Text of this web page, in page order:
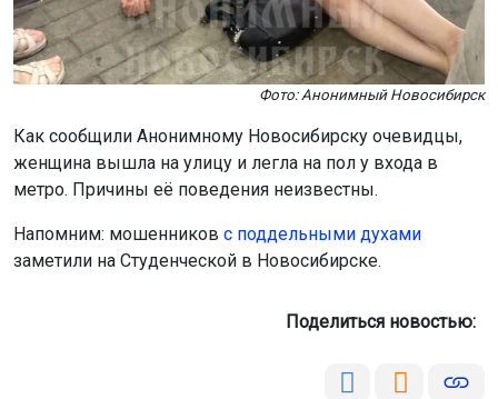
Фото: Анонимный Новосибирск
Как сообщили Анонимному Новосибирску очевидцы,
женщина вышла на улицу и легла на пол у входа в
метро. Причины её поведения неизвестны.
Напомним: мошенников с поддельными духами
заметили на Студенческой в Новосибирске.
Поделиться новостью: